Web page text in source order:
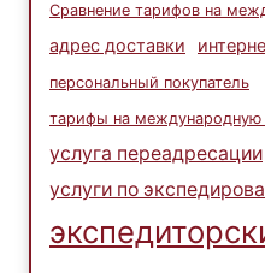
Сравнение тарифов на
адрес доставки
персональный покупатель
тарифы на международную
услуга переадресации
услуги по